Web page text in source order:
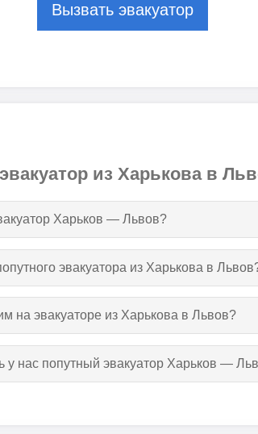
Вызвать эвакуатор
из Харькова в
Харьков — Львов?
эвакуатора из Харькова в
на эвакуаторе из Харькова в Львов?
у нас попутный эвакуатор Харьков —